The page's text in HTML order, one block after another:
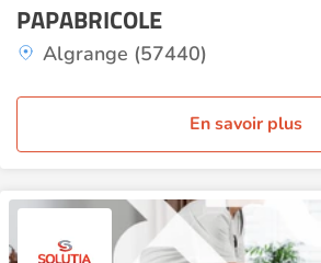
PAPABRICOLE
Algrange (57440)
En savoir plus